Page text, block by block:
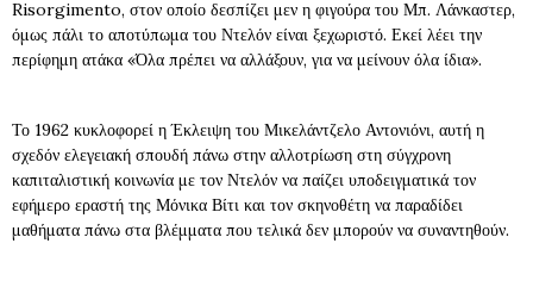
Risorgimento, στον οποίο δεσπίζει μεν η φιγούρα του Μπ. Λάνκαστερ,
όμως πάλι το αποτύπωμα του Ντελόν είναι ξεχωριστό. Εκεί λέει την
περίφημη ατάκα «Όλα πρέπει να αλλάξουν, για να μείνουν όλα ίδια».
Το 1962 κυκλοφορεί η Έκλειψη του Μικελάντζελο Αντονιόνι, αυτή η
σχεδόν ελεγειακή σπουδή πάνω στην αλλοτρίωση στη σύγχρονη
καπιταλιστική κοινωνία με τον Ντελόν να παίζει υποδειγματικά τον
εφήμερο εραστή της Μόνικα Βίτι και τον σκηνοθέτη να παραδίδει
μαθήματα πάνω στα βλέμματα που τελικά δεν μπορούν να συναντηθούν.